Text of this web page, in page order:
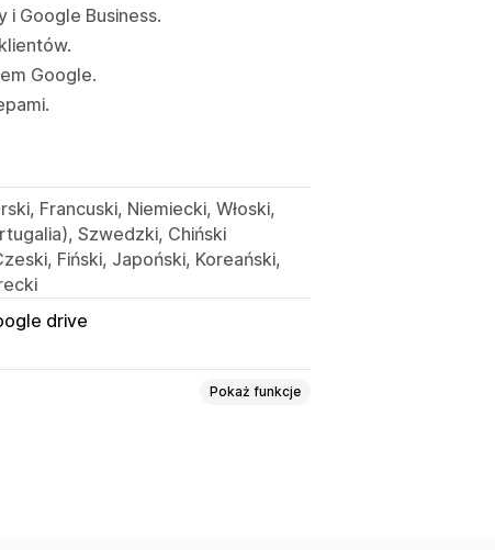
Google Business.
Google.
Francuski, Niemiecki, Włoski,
Szwedzki, Chiński
Fiński, Japoński, Koreański,
drive
Pokaż funkcje